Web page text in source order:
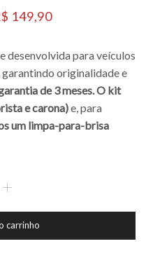
149,90
desenvolvida para veículos
originalidade e
de 3 meses. O kit
e carona)e, para
um limpa-para-brisa
carrinho